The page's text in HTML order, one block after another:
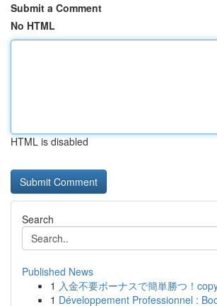
Submit a Comment
No HTML
HTML is disabled
Search
Published News
1 入金不要ボーナスで簡単勝つ！
1 Développement Professionnel :